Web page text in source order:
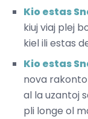
Kio estas
kiuj viaj plej
kiel ili estas
Kio estas
nova
al la uzantoj
pli longe ol